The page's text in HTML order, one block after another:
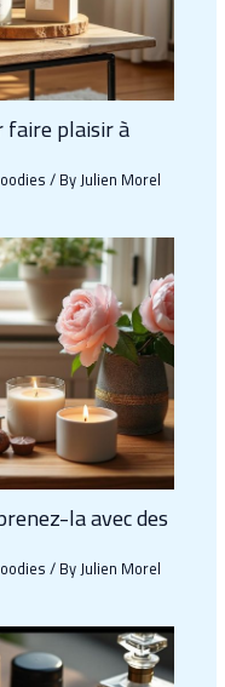
faire plaisir à
/ ByJulien Morel
la avec des
/ ByJulien Morel